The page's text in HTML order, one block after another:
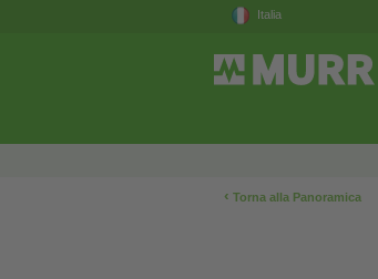
Italia
‹ Torna alla Panoramica